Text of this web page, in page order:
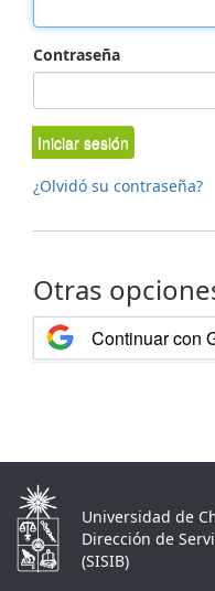
Contraseña
Iniciar sesión
¿Olvidó su contraseña?
Otras
Continuar con
Universidad de
Dirección de
(SISIB)